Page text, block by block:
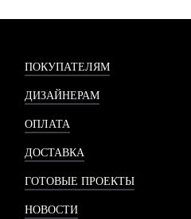
ПОКУПАТЕЛЯМ
ДИЗАЙНЕРАМ
ОПЛАТА
ДОСТАВКА
ГОТОВЫЕ ПРОЕКТЫ
НОВОСТИ